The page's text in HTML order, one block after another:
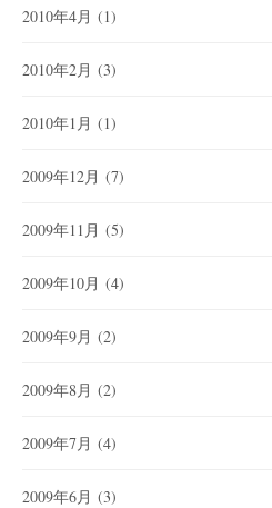
2010年4月 (1)
2010年2月 (3)
2010年1月 (1)
2009年12月 (7)
2009年11月 (5)
2009年10月 (4)
2009年9月 (2)
2009年8月 (2)
2009年7月 (4)
2009年6月 (3)